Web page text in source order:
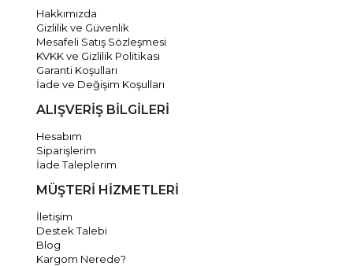
Hakkımızda
Gizlilik ve Güvenlik
Mesafeli Satış Sözleşmesi
KVKK ve Gizlilik Politikası
Garanti Koşulları
İade ve Değişim Koşulları
ALIŞVERİŞ BİLGİLERİ
Hesabım
Siparişlerim
İade Taleplerim
MÜŞTERİ HİZMETLERİ
İletişim
Destek Talebi
Blog
Kargom Nerede?